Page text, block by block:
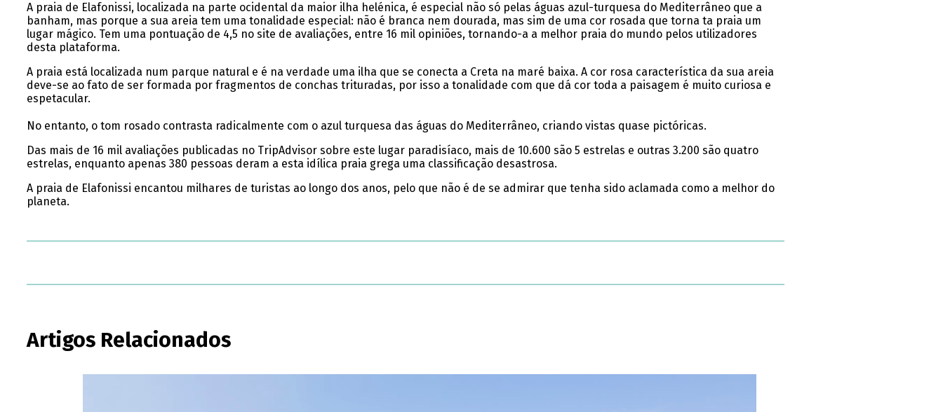
A praia de Elafonissi, localizada na parte ocidental da maior ilha helénica, é especial não só pelas águas azul-turquesa do Mediterrâneo que a
banham, mas porque a sua areia tem uma tonalidade especial: não é branca nem dourada, mas sim de uma cor rosada que torna ta praia um
lugar mágico. Tem uma pontuação de 4,5 no site de avaliações, entre 16 mil opiniões, tornando-a a melhor praia do mundo pelos utilizadores
desta plataforma.
A praia está localizada num parque natural e é na verdade uma ilha que se conecta a Creta na maré baixa. A cor rosa característica da sua areia
deve-se ao fato de ser formada por fragmentos de conchas trituradas, por isso a tonalidade com que dá cor toda a paisagem é muito curiosa e
espetacular.
No entanto, o tom rosado contrasta radicalmente com o azul turquesa das águas do Mediterrâneo, criando vistas quase pictóricas.
Das mais de 16 mil avaliações publicadas no TripAdvisor sobre este lugar paradisíaco, mais de 10.600 são 5 estrelas e outras 3.200 são quatro
estrelas, enquanto apenas 380 pessoas deram a esta idílica praia grega uma classificação desastrosa.
A praia de Elafonissi encantou milhares de turistas ao longo dos anos, pelo que não é de se admirar que tenha sido aclamada como a melhor do
planeta.
Artigos Relacionados